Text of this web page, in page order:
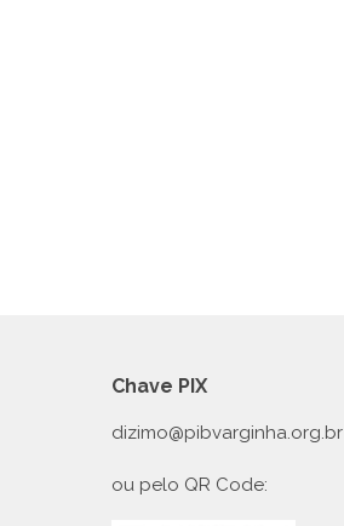
Chave PIX
dizimo@pibvarginha.org.br
ou pelo QR Code: